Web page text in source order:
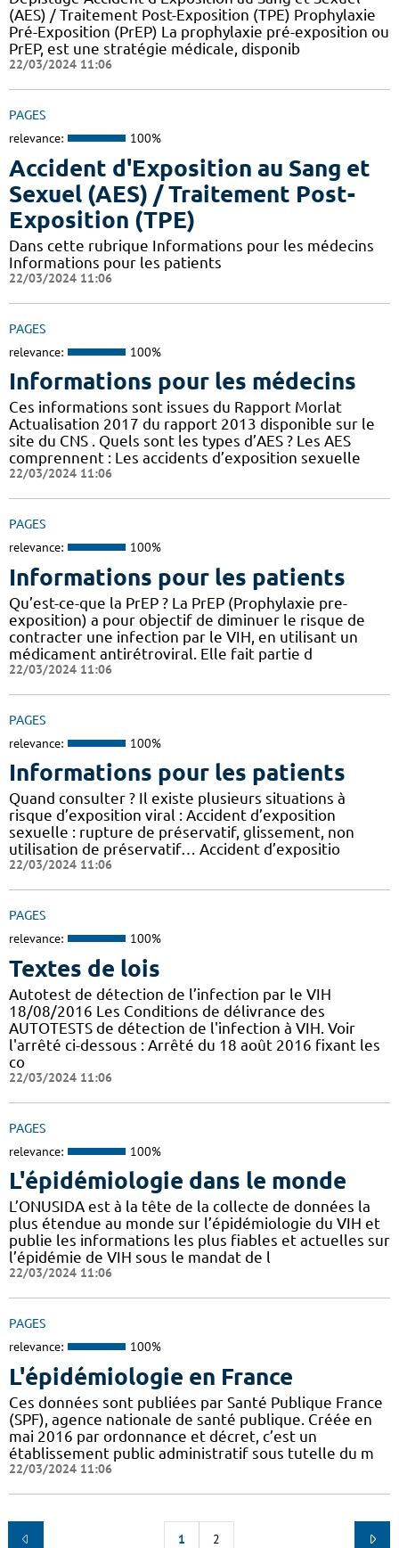
(AES) / Traitement Post-Exposition (TPE) Prophylaxie
Pré-Exposition (PrEP) La prophylaxie pré-exposition ou
PrEP, est une stratégie médicale, disponib
22/03/2024 11:06
PAGES
relevance: 100%
Accident d'Exposition au Sang et
Sexuel (AES) / Traitement Post-
Exposition (TPE)
Dans cette rubrique Informations pour les médecins
Informations pour les patients
22/03/2024 11:06
PAGES
relevance: 100%
Informations pour les médecins
Ces informations sont issues du Rapport Morlat
Actualisation 2017 du rapport 2013 disponible sur le
site du CNS . Quels sont les types d’AES ? Les AES
comprennent : Les accidents d’exposition sexuelle
22/03/2024 11:06
PAGES
relevance: 100%
Informations pour les patients
Qu’est-ce-que la PrEP ? La PrEP (Prophylaxie pre-
exposition) a pour objectif de diminuer le risque de
contracter une infection par le VIH, en utilisant un
médicament antirétroviral. Elle fait partie d
22/03/2024 11:06
PAGES
relevance: 100%
Informations pour les patients
Quand consulter ? Il existe plusieurs situations à
risque d’exposition viral : Accident d’exposition
sexuelle : rupture de préservatif, glissement, non
utilisation de préservatif… Accident d’expositio
22/03/2024 11:06
PAGES
relevance: 100%
Textes de lois
Autotest de détection de l’infection par le VIH
18/08/2016 Les Conditions de délivrance des
AUTOTESTS de détection de l'infection à VIH. Voir
l'arrêté ci-dessous : Arrêté du 18 août 2016 fixant les
co
22/03/2024 11:06
PAGES
relevance: 100%
L'épidémiologie dans le monde
L’ONUSIDA est à la tête de la collecte de données la
plus étendue au monde sur l’épidémiologie du VIH et
publie les informations les plus fiables et actuelles sur
l’épidémie de VIH sous le mandat de l
22/03/2024 11:06
PAGES
relevance: 100%
L'épidémiologie en France
Ces données sont publiées par Santé Publique France
(SPF), agence nationale de santé publique. Créée en
mai 2016 par ordonnance et décret, c’est un
établissement public administratif sous tutelle du m
22/03/2024 11:06
1 2